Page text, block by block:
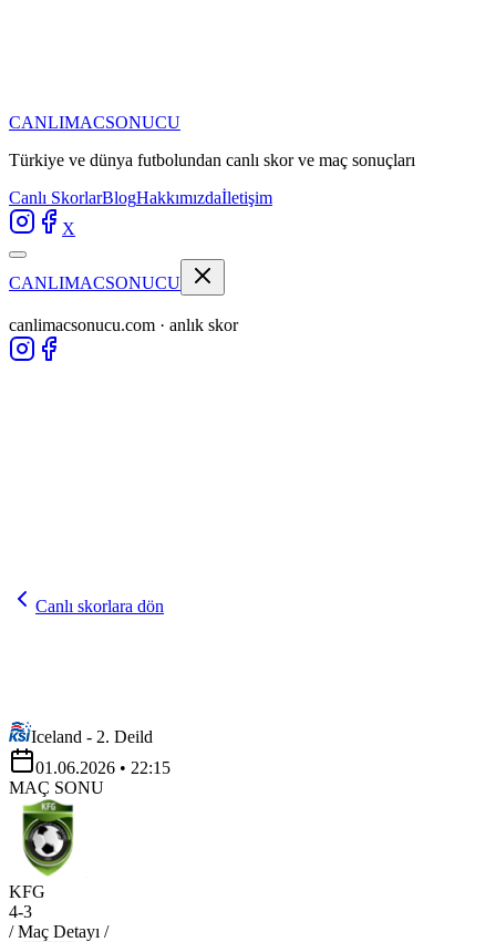
CANLIMACSONUCU
Türkiye ve dünya futbolundan canlı skor ve maç sonuçları
Canlı SkorlarBlogHakkımızdaİletişim
X
CANLIMACSONUCU
canlimacsonucu.com · anlık skor
Canlı skorlara dön
Iceland - 2. Deild
01.06.2026 • 22:15
MAÇ SONU
KFG
4-3
/ Maç Detayı /